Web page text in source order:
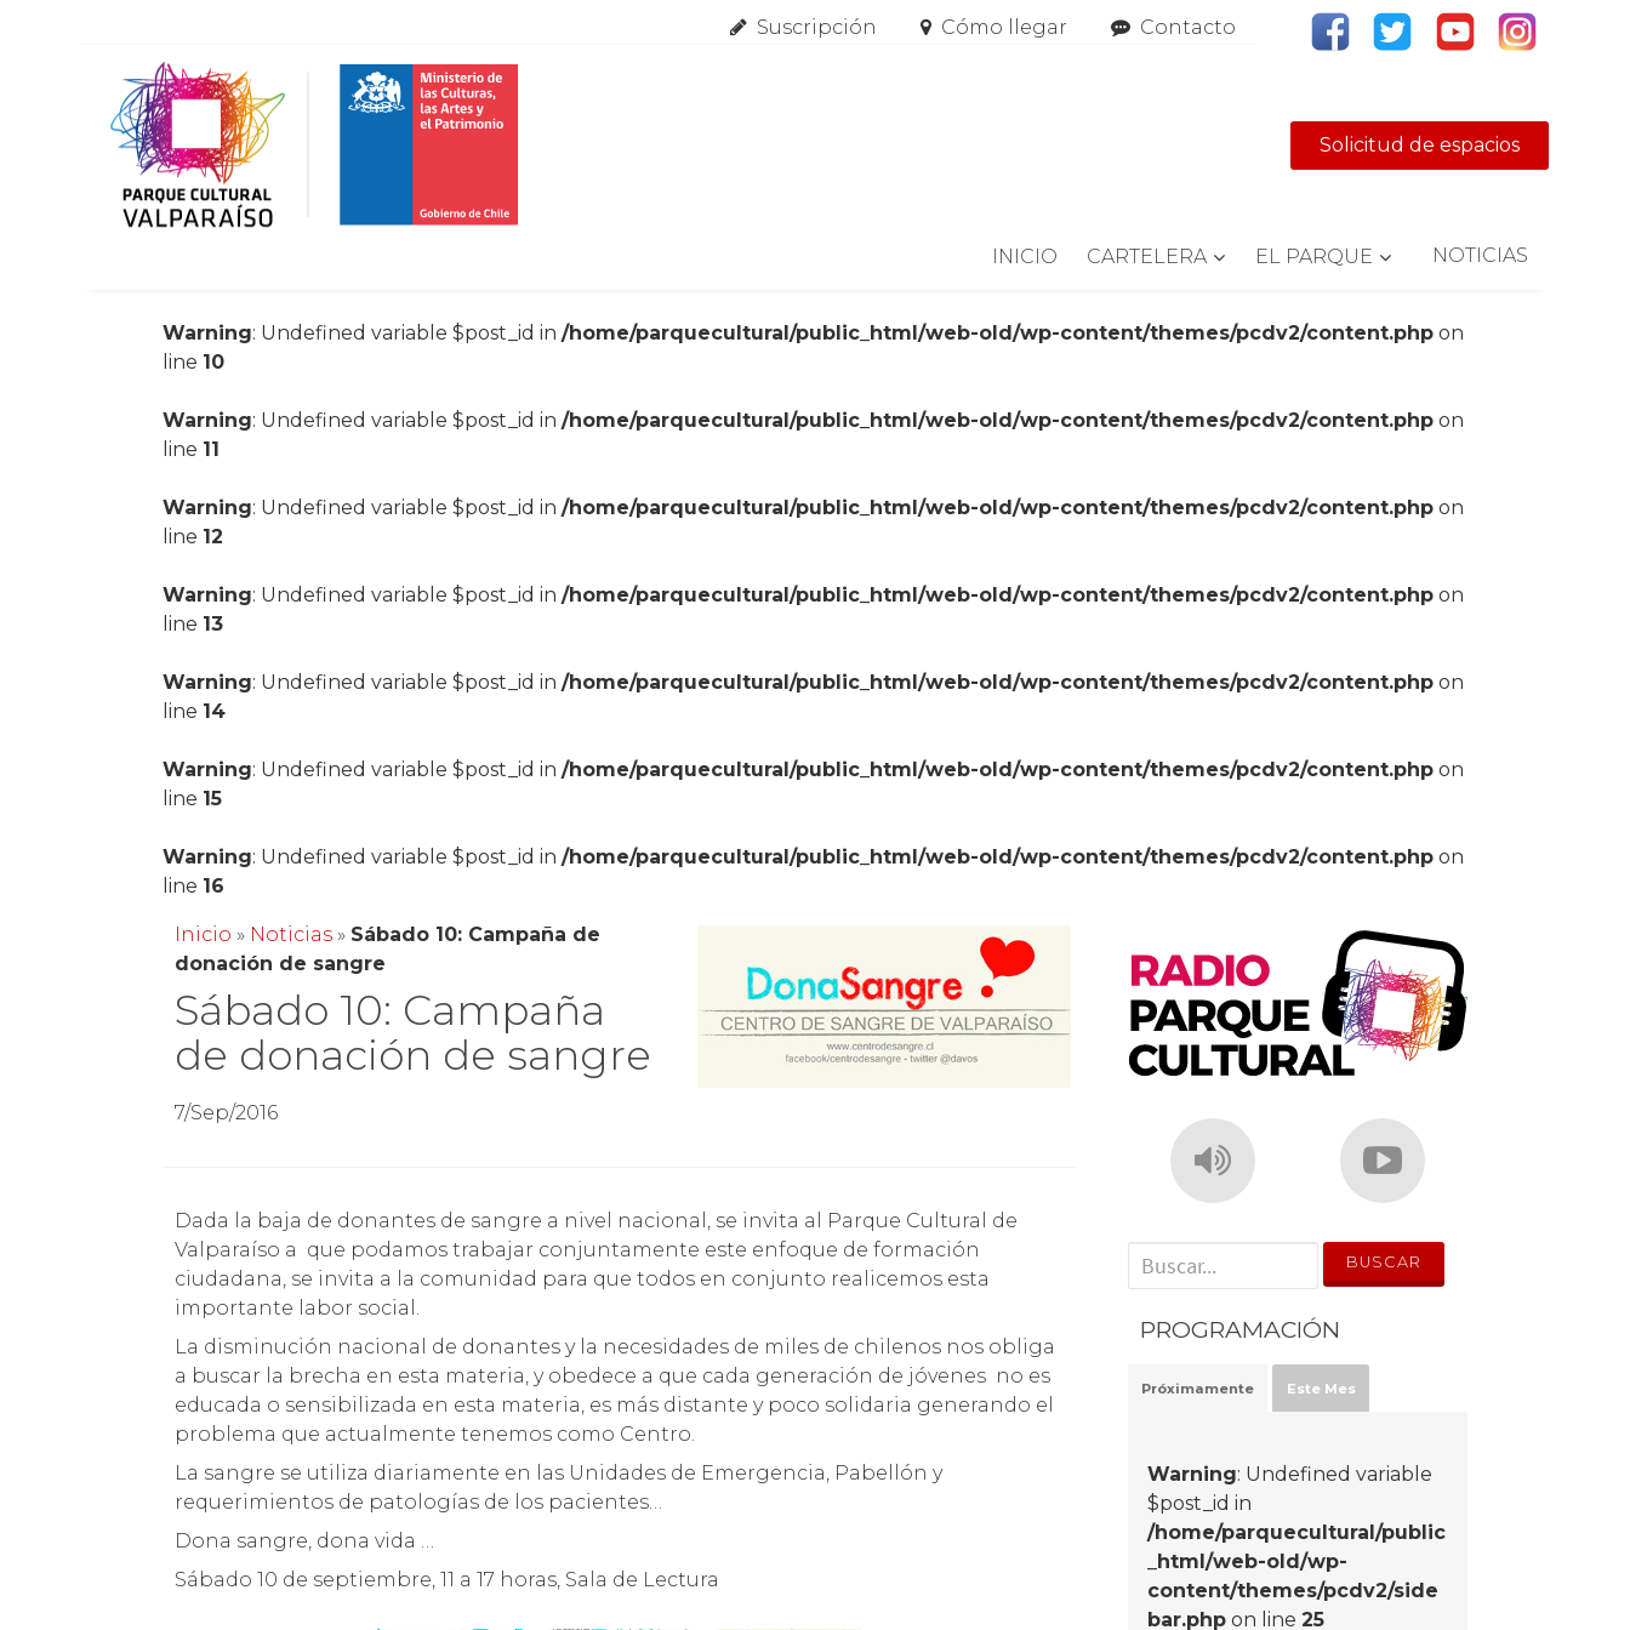
Suscripción Cómo llegar Contacto
Solicitud de espacios
INICIO CARTELERA EL PARQUE NOTICIAS
Warning: Undefined variable $post_id in/home/parquecultural/public_html/web-old/wp-content/themes/pcdv2/content.php on
line 10
Warning: Undefined variable $post_id in/home/parquecultural/public_html/web-old/wp-content/themes/pcdv2/content.php on
line 11
Warning: Undefined variable $post_id in/home/parquecultural/public_html/web-old/wp-content/themes/pcdv2/content.php on
line 12
Warning: Undefined variable $post_id in/home/parquecultural/public_html/web-old/wp-content/themes/pcdv2/content.php on
line 13
Warning: Undefined variable $post_id in/home/parquecultural/public_html/web-old/wp-content/themes/pcdv2/content.php on
line 14
Warning: Undefined variable $post_id in/home/parquecultural/public_html/web-old/wp-content/themes/pcdv2/content.php on
line 15
Warning: Undefined variable $post_id in/home/parquecultural/public_html/web-old/wp-content/themes/pcdv2/content.php on
line 16
Inicio » Noticias » Sábado 10: Campaña de
donación de sangre
Sábado 10: Campaña
de donación de sangre
7/Sep/2016
Dada la baja de donantes de sangre a nivel nacional, se invita al Parque Cultural de
Valparaíso a que podamos trabajar conjuntamente este enfoque de formación
ciudadana, se invita a la comunidad para que todos en conjunto realicemos esta
importante labor social.
La disminución nacional de donantes y la necesidades de miles de chilenos nos obliga
a buscar la brecha en esta materia, y obedece a que cada generación de jóvenes no es
educada o sensibilizada en esta materia, es más distante y poco solidaria generando el
problema que actualmente tenemos como Centro.
La sangre se utiliza diariamente en las Unidades de Emergencia, Pabellón y
requerimientos de patologías de los pacientes…
Dona sangre, dona vida …
Sábado 10 de septiembre, 11 a 17 horas, Sala de Lectura
' . __('Search for:') . '
PROGRAMACIÓN
Próximamente Este Mes
Warning: Undefined variable
$post_id in
/home/parquecultural/public
_html/web-old/wp-
content/themes/pcdv2/side
bar.php on line25